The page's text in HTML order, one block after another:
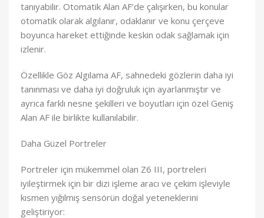
tanıyabilir. Otomatik Alan AF’de çalışırken, bu konular
otomatik olarak algılanır, odaklanır ve konu çerçeve
boyunca hareket ettiğinde keskin odak sağlamak için
izlenir.
Özellikle Göz Algılama AF, sahnedeki gözlerin daha iyi
tanınması ve daha iyi doğruluk için ayarlanmıştır ve
ayrıca farklı nesne şekilleri ve boyutları için özel Geniş
Alan AF ile birlikte kullanılabilir.
Daha Güzel Portreler
Portreler için mükemmel olan Z6 III, portreleri
iyileştirmek için bir dizi işleme aracı ve çekim işleviyle
kısmen yığılmış sensörün doğal yeteneklerini
geliştiriyor: